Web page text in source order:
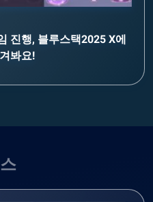
진행, 블루스택2025 X에
봐요!